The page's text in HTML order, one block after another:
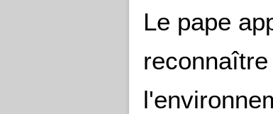
Le pape